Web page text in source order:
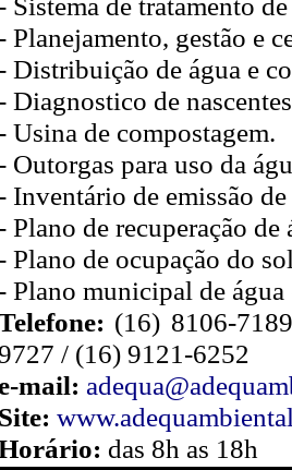
- Planejamento, gestão e
- Distribuição de água e
- Diagnostico de
- Usina de compostagem.
- Outorgas para uso da
- Inventário de emissão
- Plano de recuperação de
- Plano de ocupação do
- Plano municipal de água
(16) 8106-
/ (16) 9121-6252
mail:
Site:
das 8h as 18h